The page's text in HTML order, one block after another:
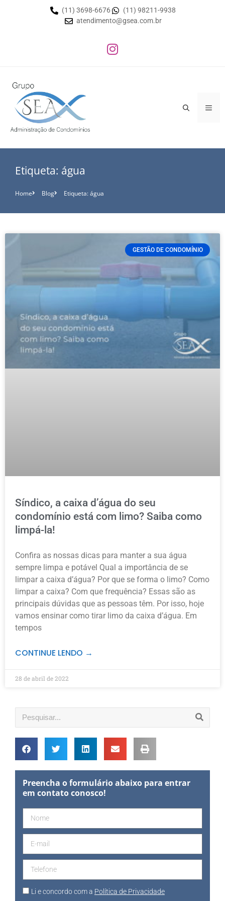
(11) 3698-6676
(11) 98211-9938
atendimento@gsea.com.br
Etiqueta: água
Home Blog Etiqueta: água
GESTÃO DE CONDOMÍNIO
Síndico, a caixa d’água do seu
condomínio está com limo? Saiba como
limpá-la!
Confira as nossas dicas para manter a sua água
sempre limpa e potável Qual a importância de se
limpar a caixa d’água? Por que se forma o limo? Como
limpar a caixa? Com que frequência? Essas são as
principais dúvidas que as pessoas têm. Por isso, hoje
vamos ensinar como tirar limo da caixa d’água. Em
tempos
CONTINUE LENDO →
28 de abril de 2022
Preencha o formulário abaixo para entrar
em contato conosco!
Li e concordo com a Política de Privacidade